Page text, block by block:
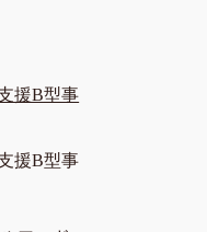
援B型事
援B型事